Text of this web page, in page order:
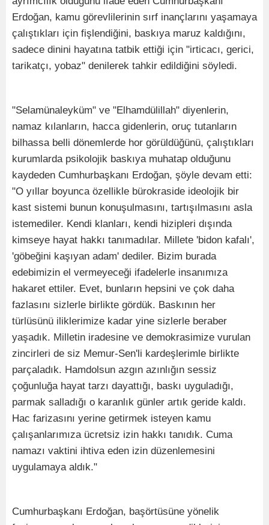
Erdoğan, kamu görevlilerinin sırf inançlarını yaşamaya
çalıştıkları için fişlendiğini, baskıya maruz kaldığını,
sadece dinini hayatına tatbik ettiği için "irticacı, gerici,
tarikatçı, yobaz" denilerek tahkir edildiğini söyledi.
"Selamünaleyküm" ve "Elhamdülillah" diyenlerin,
namaz kılanların, hacca gidenlerin, oruç tutanların
bilhassa belli dönemlerde hor görüldüğünü, çalıştıkları
kurumlarda psikolojik baskıya muhatap olduğunu
kaydeden Cumhurbaşkanı Erdoğan, şöyle devam etti:
"O yıllar boyunca özellikle bürokraside ideolojik bir
kast sistemi bunun konuşulmasını, tartışılmasını asla
istemediler. Kendi klanları, kendi hizipleri dışında
kimseye hayat hakkı tanımadılar. Millete 'bidon kafalı',
'göbeğini kaşıyan adam' dediler. Bizim burada
edebimizin el vermeyeceği ifadelerle insanımıza
hakaret ettiler. Evet, bunların hepsini ve çok daha
fazlasını sizlerle birlikte gördük. Baskının her
türlüsünü iliklerimize kadar yine sizlerle beraber
yaşadık. Milletin iradesine ve demokrasimize vurulan
zincirleri de siz Memur-Sen'li kardeşlerimle birlikte
parçaladık. Hamdolsun azgın azınlığın sessiz
çoğunluğa hayat tarzı dayattığı, baskı uyguladığı,
parmak salladığı o karanlık günler artık geride kaldı.
Hac farizasını yerine getirmek isteyen kamu
çalışanlarımıza ücretsiz izin hakkı tanıdık. Cuma
namazı vaktini ihtiva eden izin düzenlemesini
uygulamaya aldık."
Cumhurbaşkanı Erdoğan, başörtüsüne yönelik